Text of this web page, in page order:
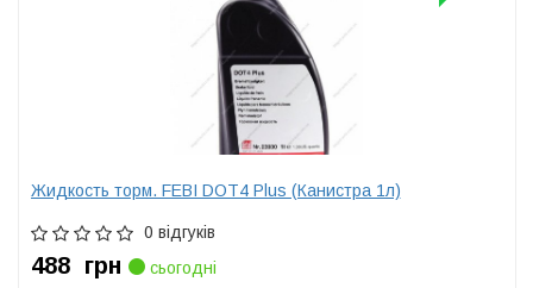
Жидкость торм. FEBI DOT4 Plus (Канистра 1л)
0 відгуків
488 грн
сьогодні